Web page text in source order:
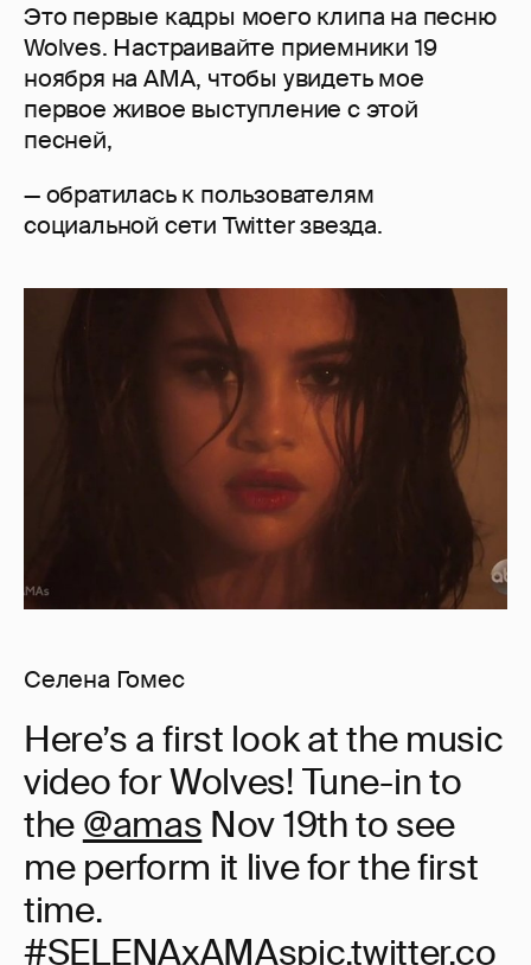
Это первые кадры моего клипа на песню
Wolves. Настраивайте приемники 19
ноября на AMA, чтобы увидеть мое
первое живое выступление с этой
песней,
— обратилась к пользователям
социальной сети Twitter звезда.
Селена Гомес
Here’s a first look at the music
video for Wolves! Tune-in to
the @amas Nov 19th to see
me perform it live for the first
time.
#SELENAxAMAspic.twitter.co